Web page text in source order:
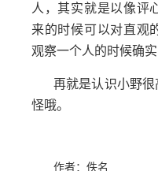
人，其实就是以像评
来的时候可以对直观
观察一个人的时候确实
再就是认识小野
怪哦。
作者：佚名